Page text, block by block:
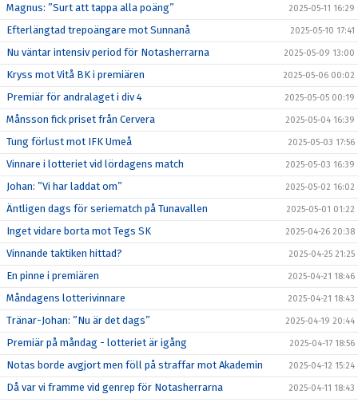
Magnus: ”Surt att tappa alla poäng” 2025-05-11 16:29
Efterlängtad trepoängare mot Sunnanå 2025-05-10 17:41
Nu väntar intensiv period för Notasherrarna 2025-05-09 13:00
Kryss mot Vitå BK i premiären 2025-05-06 00:02
Premiär för andralaget i div 4 2025-05-05 00:19
Månsson fick priset från Cervera 2025-05-04 16:39
Tung förlust mot IFK Umeå 2025-05-03 17:56
Vinnare i lotteriet vid lördagens match 2025-05-03 16:39
Johan: ”Vi har laddat om” 2025-05-02 16:02
Äntligen dags för seriematch på Tunavallen 2025-05-01 01:22
Inget vidare borta mot Tegs SK 2025-04-26 20:38
Vinnande taktiken hittad? 2025-04-25 21:25
En pinne i premiären 2025-04-21 18:46
Måndagens lotterivinnare 2025-04-21 18:43
Tränar-Johan: ”Nu är det dags” 2025-04-19 20:44
Premiär på måndag - lotteriet är igång 2025-04-17 18:56
Notas borde avgjort men föll på straffar mot Akademin 2025-04-12 15:24
Då var vi framme vid genrep för Notasherrarna 2025-04-11 18:43